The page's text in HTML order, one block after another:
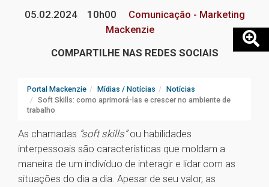
05.02.2024 10h00
Comunicação - Marketing
Mackenzie
COMPARTILHE NAS REDES SOCIAIS
Portal Mackenzie Mídias / Notícias
Notícias
Soft Skills: como aprimorá-las e crescer no ambiente de
trabalho
As chamadas “soft skills”ou habilidades
interpessoais são características que moldam a
maneira de um indivíduo de interagir e lidar com as
situações do dia a dia. Apesar de seu valor, as